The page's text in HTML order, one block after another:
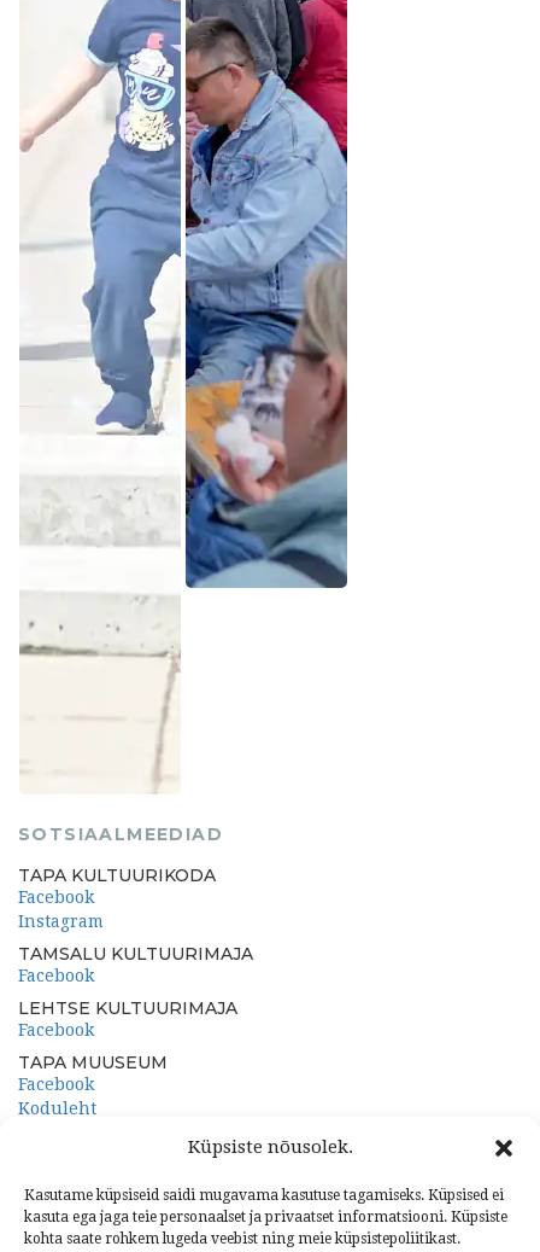
Küpsiste nõusolek.
Kasutame küpsiseid saidi mugavama kasutuse tagamiseks. Küpsised ei
kasuta ega jaga teie personaalset ja privaatset informatsiooni. Küpsiste
kohta saate rohkem lugeda veebist ning meie küpsistepoliitikast.
SOTSIAALMEEDIAD
TAPA KULTUURIKODA
Facebook
Instagram
TAMSALU KULTUURIMAJA
Facebook
LEHTSE KULTUURIMAJA
Facebook
TAPA MUUSEUM
Facebook
Koduleht
PORKUNI PAEMUUSEUM
Koduleht